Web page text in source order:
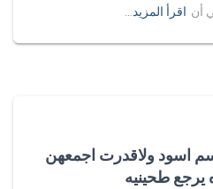
أن اقرأ المزيد…
اسود ولاقدرت اجمعهن
يرجع طحينيه